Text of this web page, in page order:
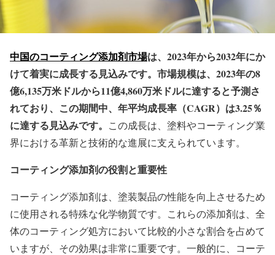
中国のコーティング添加剤市場は、2023年から2032年にか
けて着実に成長する見込みです。市場規模は、2023年の8
億6,135万米ドルから11億4,860万米ドルに達すると予測さ
れており、この期間中、年平均成長率（CAGR）は3.25％
に達する見込みです。 この成長は、塗料やコーティング業
界における革新と技術的な進展に支えられています。
コーティング添加剤の役割と重要性
コーティング添加剤は、塗装製品の性能を向上させるため
に使用される特殊な化学物質です。これらの添加剤は、全
体のコーティング処方において比較的小さな割合を占めて
いますが、その効果は非常に重要です。一般的に、コーテ